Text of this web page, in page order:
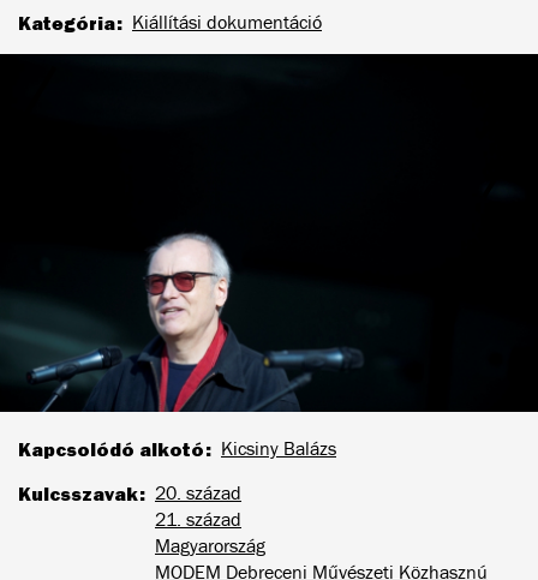
Kategória Kiállítási dokumentáció
Kapcsolódó alkotó Kicsiny Balázs
Kulcsszavak
20. század
21. század
Magyarország
MODEM Debreceni Művészeti Közhasznú